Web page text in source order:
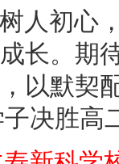
人初心
长。期
以默契
决胜高